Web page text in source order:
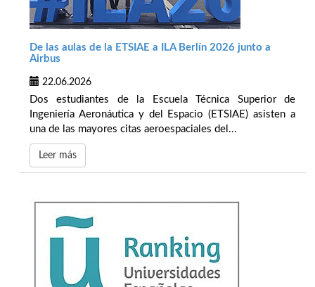
De las aulas de la ETSIAE a ILA Berlín 2026 junto a
Airbus
22.06.2026
Dos estudiantes de la Escuela Técnica Superior de
Ingeniería Aeronáutica y del Espacio (ETSIAE) asisten a
una de las mayores citas aeroespaciales del...
Leer más